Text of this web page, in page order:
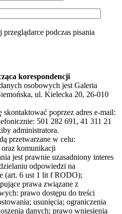
podczas pisania
korespondencji
osobowych jest Galeria
ul. Kielecka 20, 26-010
skontaktować poprzez adres e-mail:
501 282 691, 41 311 21
administratora.
przetwarzane w celu:
komunikacji
jest prawnie uzasadniony interes
odpowiedzi na
(art. 6 ust 1 lit f RODO);
prawa związane z
prawo dostępu do treści
usunięcia; ograniczenia
danych; prawo wniesienia